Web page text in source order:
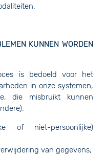
KUNNEN WORDEN
is bedoeld voor het
in onze systemen,
die misbruikt kunnen
of niet-persoonlijke)
van gegevens;